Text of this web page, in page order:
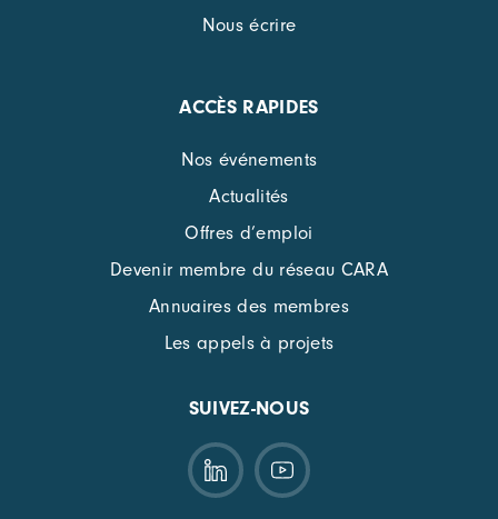
Nous écrire
ACCÈS RAPIDES
Nos événements
Actualités
Offres d’emploi
Devenir membre du réseau CARA
Annuaires des membres
Les appels à projets
SUIVEZ-NOUS